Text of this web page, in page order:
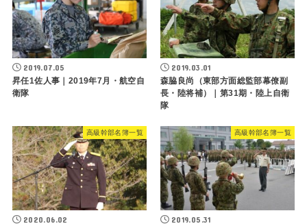
2019.07.05
昇任1佐人事｜2019年7月・航空自
衛隊
2019.03.01
森脇良尚（東部方面総監部幕僚副
長・陸将補）｜第31期・陸上自衛
隊
高級幹部名簿一覧
2020.06.02
高級幹部名簿一覧
2019.05.31